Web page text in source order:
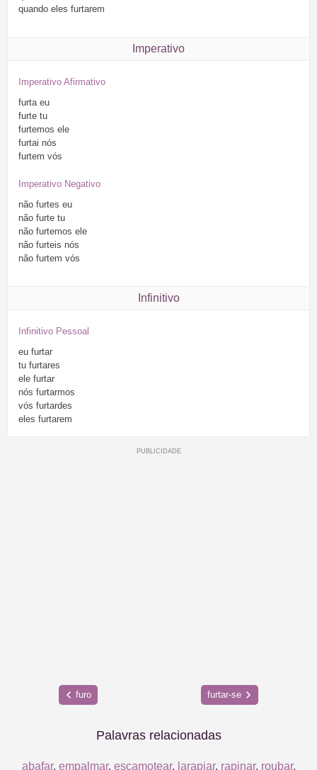
quando eles furtarem
Imperativo
Imperativo Afirmativo
furta eu
furte tu
furtemos ele
furtai nós
furtem vós
Imperativo Negativo
não furtes eu
não furte tu
não furtemos ele
não furteis nós
não furtem vós
Infinitivo
Infinitivo Pessoal
eu furtar
tu furtares
ele furtar
nós furtarmos
vós furtardes
eles furtarem
furo furtar-se
Palavras relacionadas
abafar, empalmar, escamotear, larapiar, rapinar, roubar,